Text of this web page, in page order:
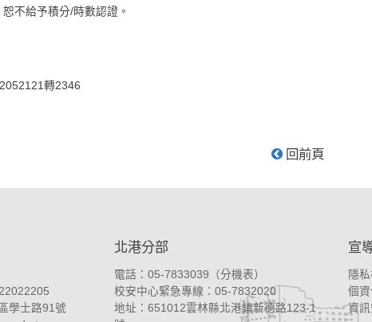
不給予積分/時數認證。
轉2346
回前頁
學士路91號
北港分部
電話：05-7833039（分機表）
校安中心緊急專線：05-7832020
地址： 651012雲林縣北港鎮新德路123-1
宣
隱
個
資